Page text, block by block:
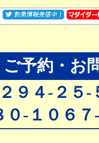
ご予約・お
９４-２５-
０-１０６７